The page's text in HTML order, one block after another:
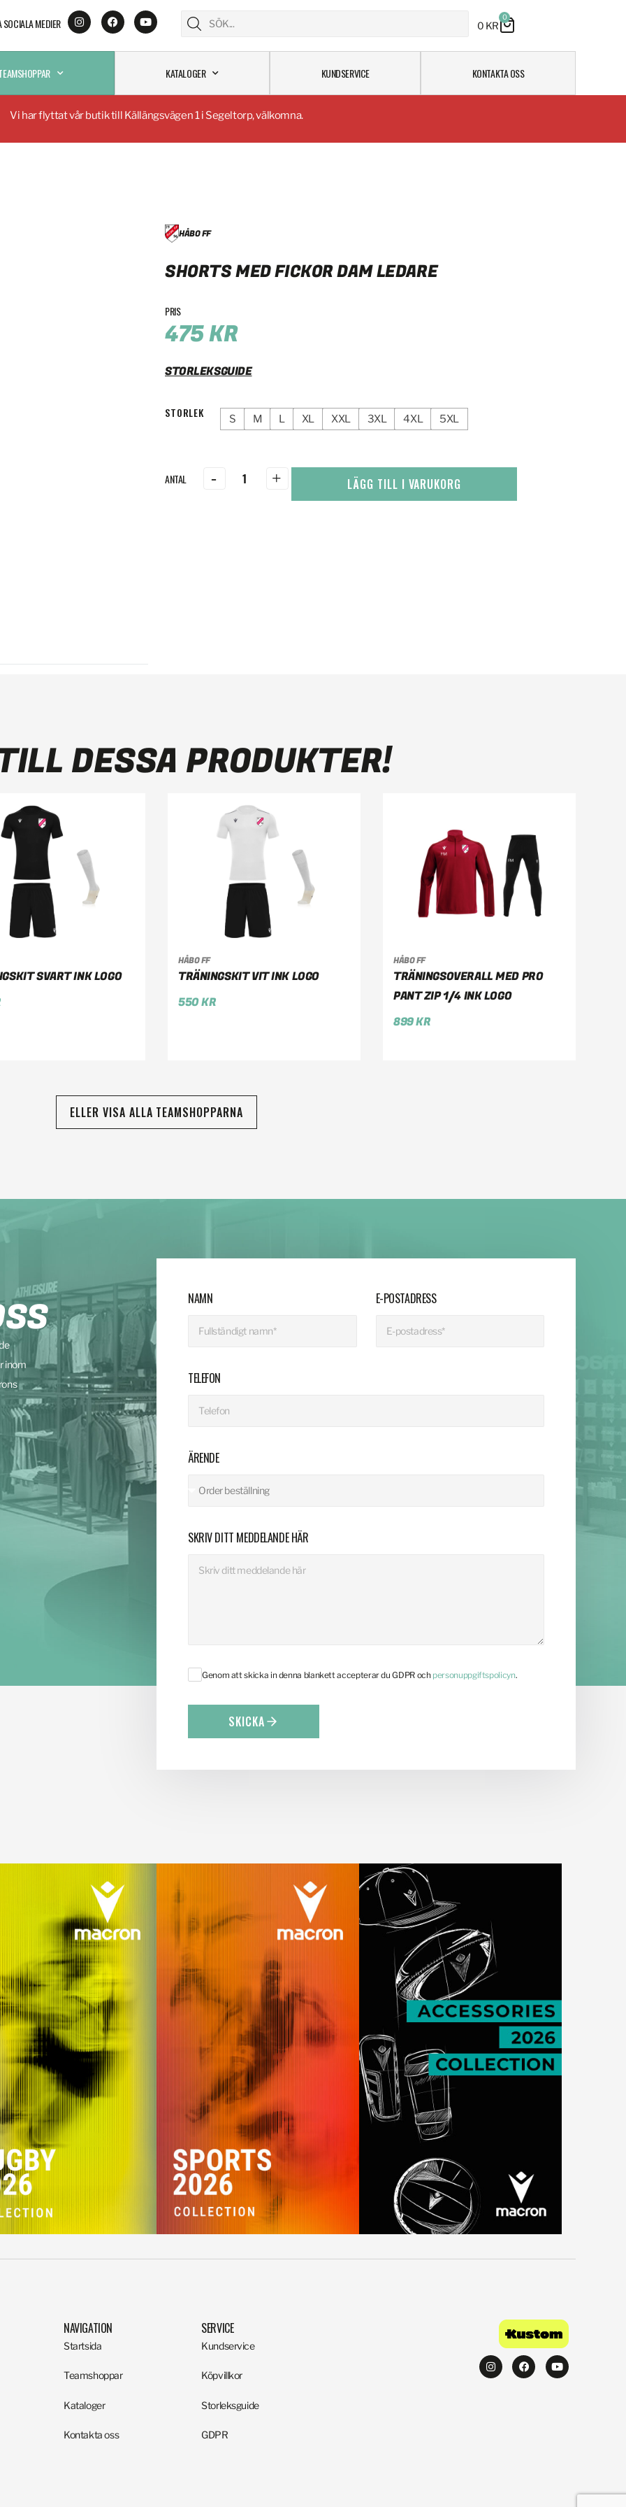
SOCIALA MEDIER 0 KR
0
KATALOGER KUNDSERVICE KONTAKTA OSS
Vi har flyttat vår butik till Källängsvägen 1 i Segeltorp, välkomna.
HÅBO FF
SHORTS MED FICKOR DAM LEDARE
475KR
STORLEKSGUIDE
STORLEK S M L XL XXL 3XL 4XL 5XL
- + LÄGG TILL I VARUKORG
DESSA PRODUKTER!
SVART INK LOGO
ALTERNATIV
HÅBO FF
TRÄNINGSKIT VIT INK LOGO
550KR
VÄLJ ALTERNATIV
HÅBO FF
TRÄNINGSOVERALL MED PRO
PANT ZIP 1/4 INK LOGO
899KR
VÄLJ ALTERNATIV
ELLER VISA ALLA TEAMSHOPPARNA
inom
NAMN E-POSTADRESS
TELEFON
ÄRENDE
SKRIV DITT MEDDELANDE HÄR
Genom att skicka in denna blankett accepterar du GDPR och personuppgiftspolicyn.
SKICKA
NAVIGATION
Startsida
Teamshoppar
Kataloger
Kontakta oss
SERVICE
Kundservice
Köpvillkor
Storleksguide
GDPR